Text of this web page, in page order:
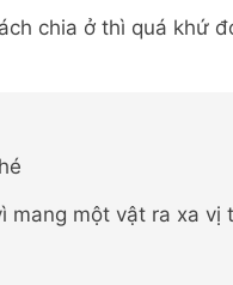
chia ở thì quá khứ
mang một vật ra xa vị